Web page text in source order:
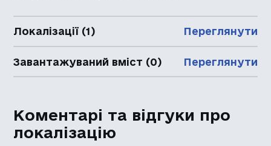
Локалізації (1) Переглянути
Завантажуваний вміст (0) Переглянути
Коментарі та відгуки про
локалізацію